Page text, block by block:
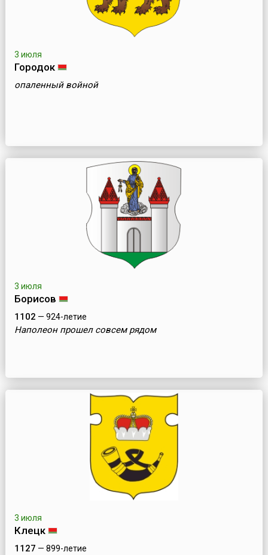
3 июля
Городок
опаленный войной
3 июля
Борисов
1102 — 924-летие
Наполеон прошел совсем рядом
3 июля
Клецк
1127 — 899-летие